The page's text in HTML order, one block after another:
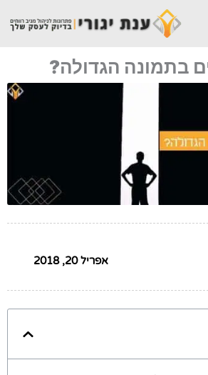
בתמונה הגדולה?
אפריל 20, 2018